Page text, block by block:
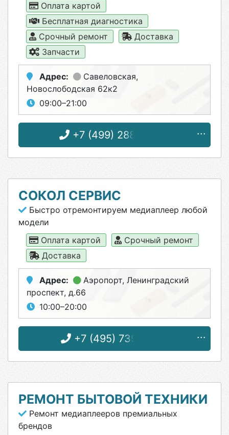
Оплата картой
Бесплатная диагностика
Срочный ремонт
Доставка
Запчасти
Адрес: Савеловская,
Новослободская 62к2
09:00–21:00
+7 (499) 288-02-90
СОКОЛ СЕРВИС
Быстро отремонтируем медиаплеер любой
модели
Оплата картой
Срочный ремонт
Доставка
Адрес: Аэропорт, Ленинградский
проспект, д.66
10:00–20:00
+7 (495) 739-08-11
РЕМОНТ БЫТОВОЙ ТЕХНИКИ
Ремонт медиаплееров премиальных
брендов